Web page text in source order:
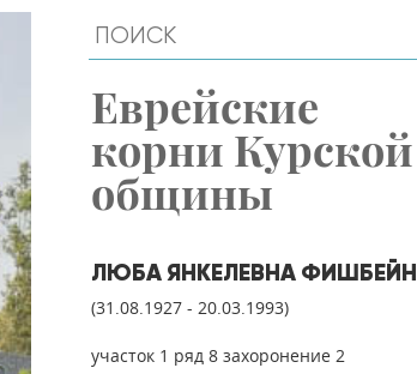
Еврейские
корни Курской
общины
ЛЮБА ЯНКЕЛЕВНА ФИШБЕЙН
(31.08.1927 - 20.03.1993)
участок 1 ряд 8 захоронение 2